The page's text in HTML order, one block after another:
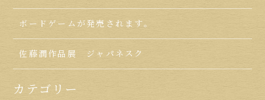
ボードゲームが発売されます。
佐藤潤作品展 ジャパネスク
カテゴリー